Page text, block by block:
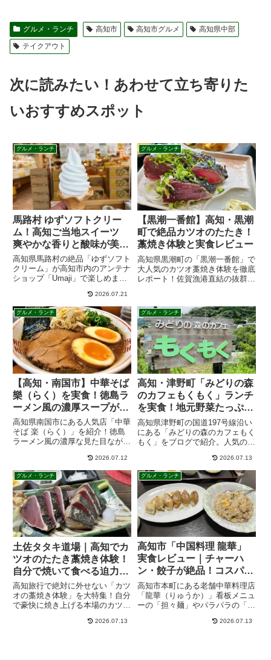
グルメ・ランチ 高知市 高知市グルメ
高知県中部
テイクアウト
次に読みたい！あわせて立ち寄りた
いおすすめスポット
グルメ・ランチ
馬路村 ゆずソフトクリー
ム！高知ご当地スイーツ
爽やかな香りと酸味が美味
しい 実食レビュー
高知県馬路村の絶品「ゆずソフト
クリーム」が高知市内のアンテナ
ショップ「Umaji」で楽しめま
たりのソフトクリームや、人気の
「ごっくん馬路村」、ポン酢など
のお土産情報も満載。アクセスや
店舗詳細も詳しく紹介します。
2026.07.21
グルメ・ランチ
【黒潮一番館】高知・黒潮
町で絶品カツオのたたき！
藁焼き体験と実食レビュー
高知県黒潮町の「黒潮一番館」で
大人気のカツオ藁焼き体験を徹底
レポート！佐賀漁港直結の抜群の
力、おすすめメニュー、アクセ
ス、予約方法まで、高知旅行に役
立つ情報を分かりやすくご紹介し
ます。
グルメ・ランチ
【高知・南国市】中華そば
樂（らく）を実食！徳島ラ
ーメン風の濃厚スープが絶
品の人気店
高知県南国市にある人気店「中華
そば 楽（らく）」を紹介！徳島
ラーメン風の濃厚な見た目なが
や、辛さが選べる濃厚な坦々麺が
評判です。駐車場やアクセス、メ
ニュー情報を詳しくレポート。南
国市で美味しいランチをお探しの
方は必見です。
2026.07.12
グルメ・ランチ
高知・津野町「みどりの森
のカフェもくもく」ランチ
を実食！地元野菜たっぷり
の人気カフェ
高知県津野町の国道197号線沿い
にある「みどりの森のカフェもく
もく」をブログで紹介。人気のボ
ンバーグ、気になる駐車場の詳
細、店内の雰囲気を詳しく解説し
ます。四国カルストへのドライブ
ランチに最適なお店です。
2026.07.13
グルメ・ランチ
土佐タタキ道場｜高知でカ
ツオのたたき藁焼き体験！
自分で焼いて食べる迫力満
点の人気グルメ
高知旅行で絶対に外せない「カツ
オの藁焼き体験」を大特集！自分
で豪快に焼き上げる本場のカツオ
では、おすすめの体験施設（黒潮
2026.07.13
グルメ・ランチ
高知市「中国料理 龍華」
実食レビュー｜チャーハ
ン・餃子が絶品！コスパ抜
群の人気街中華
高知市本町にある老舗中華料理店
「龍華（りゅうか）」看板メニュ
ーの「担々麺」やパラパラの「チ
定食を紹介します。本場中国の味
2026.07.13